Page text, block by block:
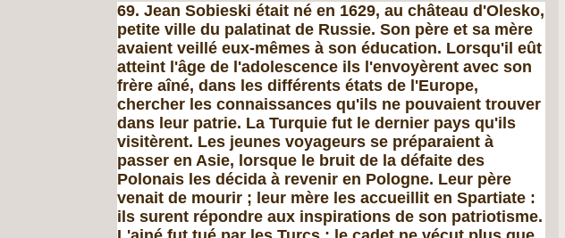
69. Jean Sobieski était né en 1629, au château d'Olesko,
petite ville du palatinat de Russie. Son père et sa mère
avaient veillé eux-mêmes à son éducation. Lorsqu'il eût
atteint l'âge de l'adolescence ils l'envoyèrent avec son
frère aîné, dans les différents états de l'Europe,
chercher les connaissances qu'ils ne pouvaient trouver
dans leur patrie. La Turquie fut le dernier pays qu'ils
visitèrent. Les jeunes voyageurs se préparaient à
passer en Asie, lorsque le bruit de la défaite des
Polonais les décida à revenir en Pologne. Leur père
venait de mourir ; leur mère les accueillit en Spartiate :
ils surent répondre aux inspirations de son patriotisme.